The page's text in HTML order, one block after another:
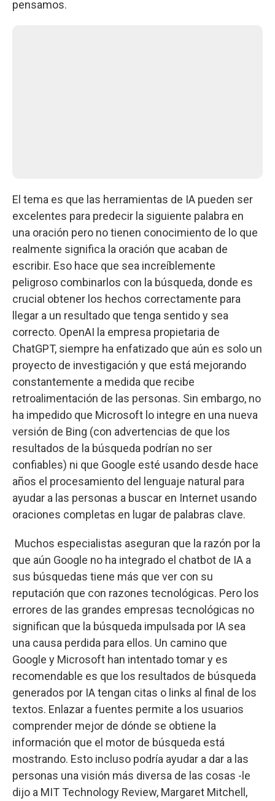
pensamos.
El tema es que las herramientas de IA pueden ser
excelentes para predecir la siguiente palabra en
una oración pero no tienen conocimiento de lo que
realmente significa la oración que acaban de
escribir. Eso hace que sea increíblemente
peligroso combinarlos con la búsqueda, donde es
crucial obtener los hechos correctamente para
llegar a un resultado que tenga sentido y sea
correcto. OpenAI la empresa propietaria de
ChatGPT, siempre ha enfatizado que aún es solo un
proyecto de investigación y que está mejorando
constantemente a medida que recibe
retroalimentación de las personas. Sin embargo, no
ha impedido que Microsoft lo integre en una nueva
versión de Bing (con advertencias de que los
resultados de la búsqueda podrían no ser
confiables) ni que Google esté usando desde hace
años el procesamiento del lenguaje natural para
ayudar a las personas a buscar en Internet usando
oraciones completas en lugar de palabras clave.
Muchos especialistas aseguran que la razón por la
que aún Google no ha integrado el chatbot de IA a
sus búsquedas tiene más que ver con su
reputación que con razones tecnológicas. Pero los
errores de las grandes empresas tecnológicas no
significan que la búsqueda impulsada por IA sea
una causa perdida para ellos. Un camino que
Google y Microsoft han intentado tomar y es
recomendable es que los resultados de búsqueda
generados por IA tengan citas o links al final de los
textos. Enlazar a fuentes permite a los usuarios
comprender mejor de dónde se obtiene la
información que el motor de búsqueda está
mostrando. Esto incluso podría ayudar a dar a las
personas una visión más diversa de las cosas -le
dijo a MIT Technology Review, Margaret Mitchell,